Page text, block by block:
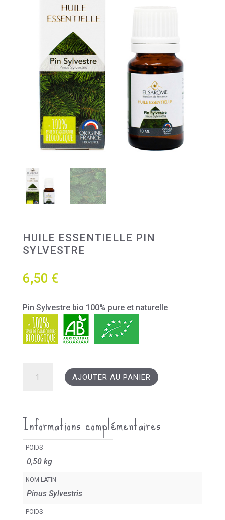
HUILE ESSENTIELLE PIN
SYLVESTRE
6,50 €
Pin Sylvestre bio 100% pure et naturelle
Pin
Sylvestre
AJOUTER AU PANIER
Informations complémentaires
POIDS
0,50 kg
NOM LATIN
Pinus Sylvestris
POIDS